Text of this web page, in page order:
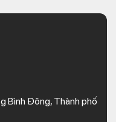
Bình Đông, Thành phố